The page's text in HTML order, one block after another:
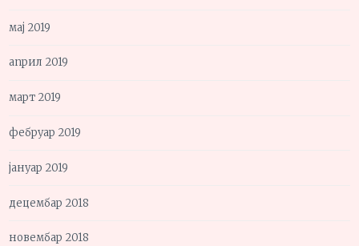
мај 2019
април 2019
март 2019
фебруар 2019
јануар 2019
децембар 2018
новембар 2018